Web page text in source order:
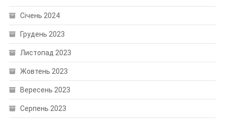
Січень 2024
Грудень 2023
Листопад 2023
Жовтень 2023
Вересень 2023
Серпень 2023